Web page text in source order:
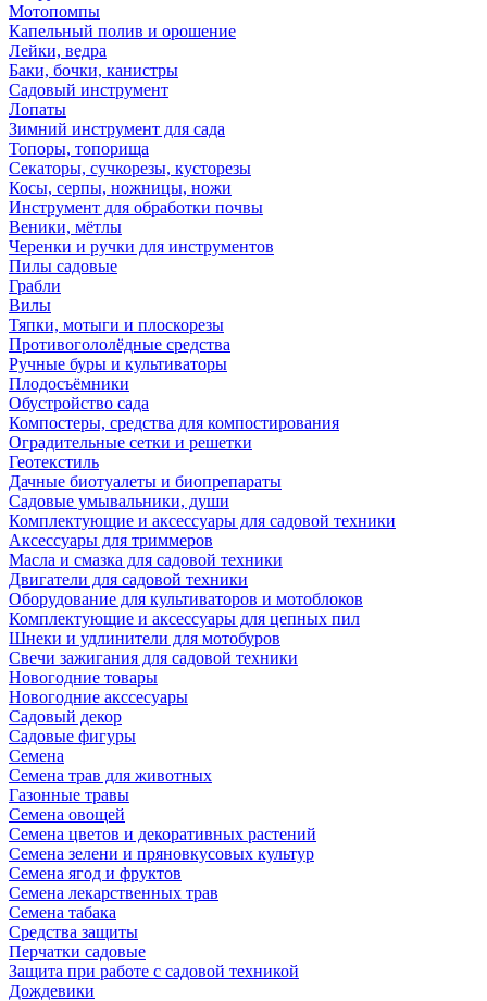
Мотопомпы
Капельный полив и орошение
Лейки, ведра
Баки, бочки, канистры
Садовый инструмент
Лопаты
Зимний инструмент для сада
Топоры, топорища
Секаторы, сучкорезы, кусторезы
Косы, серпы, ножницы, ножи
Инструмент для обработки почвы
Веники, мётлы
Черенки и ручки для инструментов
Пилы садовые
Грабли
Вилы
Тяпки, мотыги и плоскорезы
Противогололёдные средства
Ручные буры и культиваторы
Плодосъёмники
Обустройство сада
Компостеры, средства для компостирования
Оградительные сетки и решетки
Геотекстиль
Дачные биотуалеты и биопрепараты
Садовые умывальники, души
Комплектующие и аксессуары для садовой техники
Аксессуары для триммеров
Масла и смазка для садовой техники
Двигатели для садовой техники
Оборудование для культиваторов и мотоблоков
Комплектующие и аксессуары для цепных пил
Шнеки и удлинители для мотобуров
Свечи зажигания для садовой техники
Новогодние товары
Новогодние акссесуары
Садовый декор
Садовые фигуры
Семена
Семена трав для животных
Газонные травы
Семена овощей
Семена цветов и декоративных растений
Семена зелени и пряновкусовых культур
Семена ягод и фруктов
Семена лекарственных трав
Семена табака
Средства защиты
Перчатки садовые
Защита при работе с садовой техникой
Дождевики